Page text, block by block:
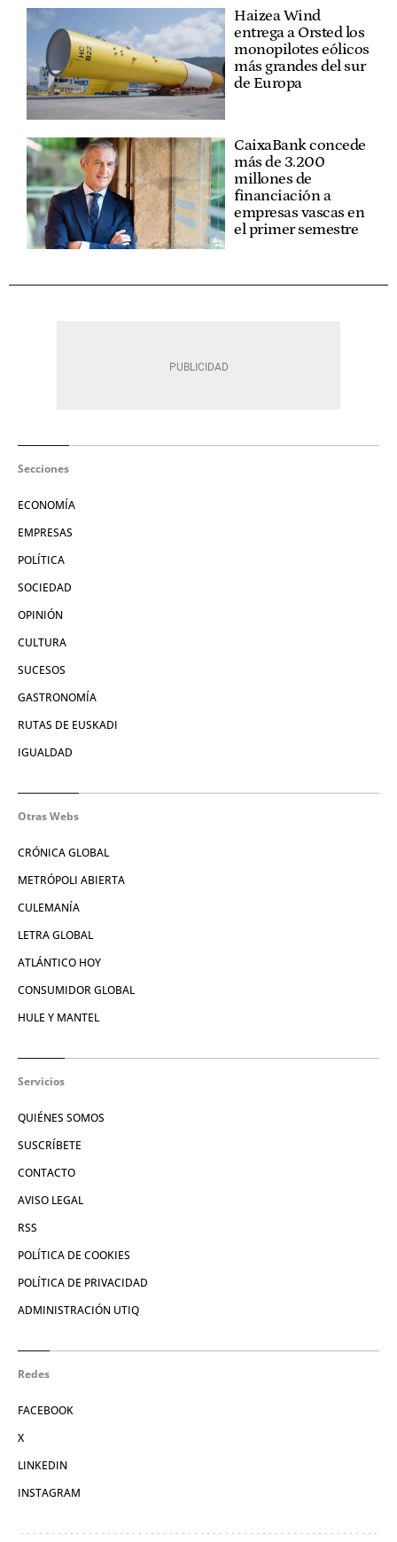
Haizea Wind
entrega a Orsted los
monopilotes eólicos
más grandes del sur
de Europa
CaixaBank concede
más de 3.200
millones de
financiación a
empresas vascas en
el primer semestre
Secciones
ECONOMÍA
EMPRESAS
POLÍTICA
SOCIEDAD
OPINIÓN
CULTURA
SUCESOS
GASTRONOMÍA
RUTAS DE EUSKADI
IGUALDAD
Otras Webs
CRÓNICA GLOBAL
METRÓPOLI ABIERTA
CULEMANÍA
LETRA GLOBAL
ATLÁNTICO HOY
CONSUMIDOR GLOBAL
HULE Y MANTEL
Servicios
QUIÉNES SOMOS
SUSCRÍBETE
CONTACTO
AVISO LEGAL
RSS
POLÍTICA DE COOKIES
POLÍTICA DE PRIVACIDAD
ADMINISTRACIÓN UTIQ
Redes
FACEBOOK
X
LINKEDIN
INSTAGRAM